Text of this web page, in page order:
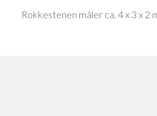
Rokkestenen måler ca. 4 x 3 x 2